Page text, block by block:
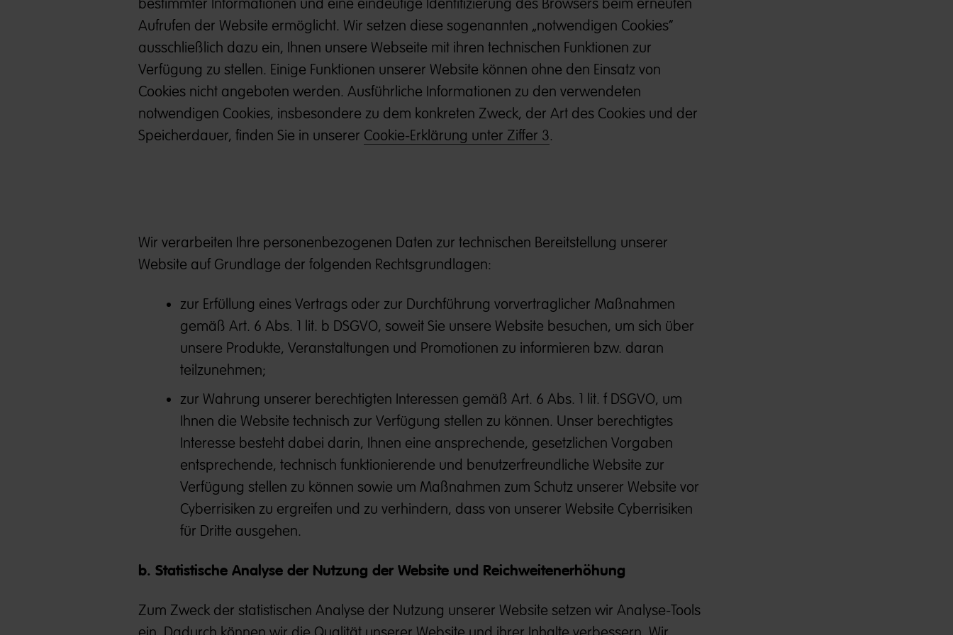
bestimmter Informationen und eine eindeutige Identifizierung des Browsers beim erneuten
Aufrufen der Website ermöglicht. Wir setzen diese sogenannten „notwendigen Cookies“
ausschließlich dazu ein, Ihnen unsere Webseite mit ihren technischen Funktionen zur
Verfügung zu stellen. Einige Funktionen unserer Website können ohne den Einsatz von
Cookies nicht angeboten werden. Ausführliche Informationen zu den verwendeten
notwendigen Cookies, insbesondere zu dem konkreten Zweck, der Art des Cookies und der
Speicherdauer, finden Sie in unserer Cookie-Erklärung unter Ziffer 3.
Wir verarbeiten Ihre personenbezogenen Daten zur technischen Bereitstellung unserer
Website auf Grundlage der folgenden Rechtsgrundlagen:
zur Erfüllung eines Vertrags oder zur Durchführung vorvertraglicher Maßnahmen
gemäß Art. 6 Abs. 1 lit. b DSGVO, soweit Sie unsere Website besuchen, um sich über
unsere Produkte, Veranstaltungen und Promotionen zu informieren bzw. daran
teilzunehmen;
zur Wahrung unserer berechtigten Interessen gemäß Art. 6 Abs. 1 lit. f DSGVO, um
Ihnen die Website technisch zur Verfügung stellen zu können. Unser berechtigtes
Interesse besteht dabei darin, Ihnen eine ansprechende, gesetzlichen Vorgaben
entsprechende, technisch funktionierende und benutzerfreundliche Website zur
Verfügung stellen zu können sowie um Maßnahmen zum Schutz unserer Website vor
Cyberrisiken zu ergreifen und zu verhindern, dass von unserer Website Cyberrisiken
für Dritte ausgehen.
b. Statistische Analyse der Nutzung der Website und Reichweitenerhöhung
Zum Zweck der statistischen Analyse der Nutzung unserer Website setzen wir Analyse-Tools